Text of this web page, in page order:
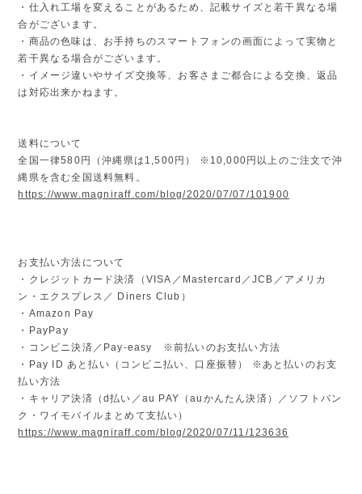
・仕入れ工場を変えることがあるため、記載サイズと若干異なる場
合がございます。
・商品の色味は、お手持ちのスマートフォンの画面によって実物と
若干異なる場合がございます。
・イメージ違いやサイズ交換等、お客さまご都合による交換、返品
は対応出来かねます。
送料について
全国一律580円（沖縄県は1,500円） ※10,000円以上のご注文で沖
縄県を含む全国送料無料。
https://www.magniraff.com/blog/2020/07/07/101900
お支払い方法について
・クレジットカード決済（VISA／Mastercard／JCB／アメリカ
ン・エクスプレス／ Diners Club）
・Amazon Pay
・PayPay
・コンビニ決済／Pay-easy ※前払いのお支払い方法
・Pay ID あと払い（コンビニ払い、口座振替） ※あと払いのお支
払い方法
・キャリア決済（d払い／au PAY（auかんたん決済）／ソフトバン
ク・ワイモバイルまとめて支払い）
https://www.magniraff.com/blog/2020/07/11/123636